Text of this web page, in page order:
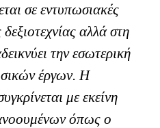
σε εντυπωσιακές
αλλά στη
την εσωτερική
έργων. Η
με εκείνη
όπως ο